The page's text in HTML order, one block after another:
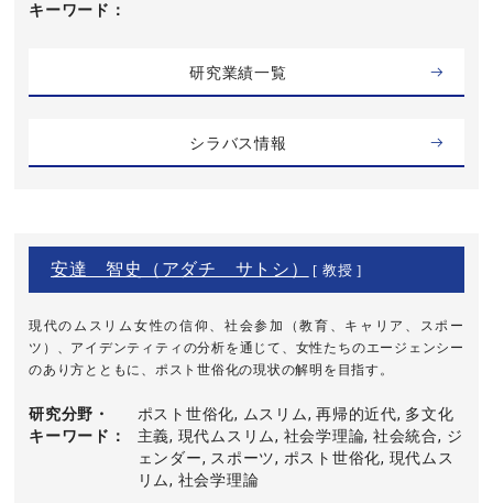
キーワード
研究業績一覧
シラバス情報
安達 智史（アダチ サトシ） [ 教授 ]
現代のムスリム女性の信仰、社会参加（教育、キャリア、スポー
ツ）、アイデンティティの分析を通じて、女性たちのエージェンシー
のあり方とともに、ポスト世俗化の現状の解明を目指す。
研究分野・
キーワード
ポスト世俗化, ムスリム, 再帰的近代, 多文化
主義, 現代ムスリム, 社会学理論, 社会統合, ジ
ェンダー, スポーツ, ポスト世俗化, 現代ムス
リム, 社会学理論